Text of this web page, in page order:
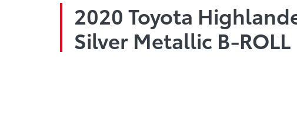
2020 Toyota
Silver Metallic B-ROLL